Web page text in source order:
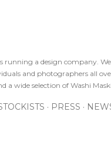
running a design company.
and photographers all
a wide selection of Washi
PRESS